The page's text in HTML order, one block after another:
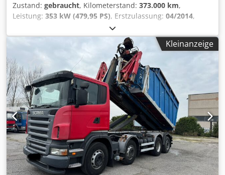
Zustand: gebraucht, Kilometerstand: 373.000 km,
Leistung: 353 kW (479,95 PS), Erstzulassung: 04/2014,
, Gesamtgewicht:
Retarder, Getriebetyp:mechanisch, Emissionsklasse:
Euro5
, - Retarder- Klima- Lift-
&amp, Lenkachase- Hydrodrive-
Schnellwechselsystem&nbsp,- Mischer Stetter 7m3- Haken
Nencki 21T- Sattelkupplung mit HydraulikFederung: Codpfx
Ajzm Enweaisrf Blatt-Luft
Kleinanzeige